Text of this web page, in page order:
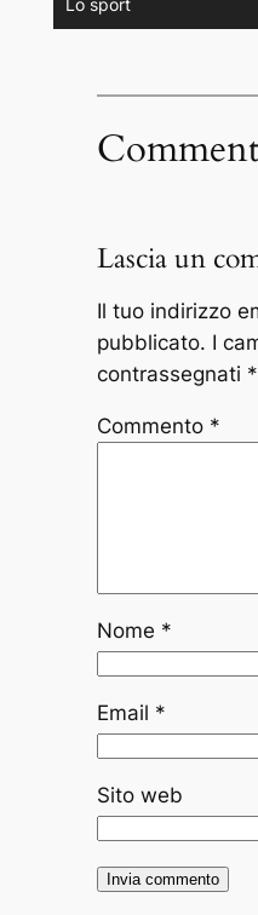
Lo sport
Lascia un
Il tuo indirizzo
pubblicato. I
contrassegnati *
Commento *
Nome *
Email *
Sito web